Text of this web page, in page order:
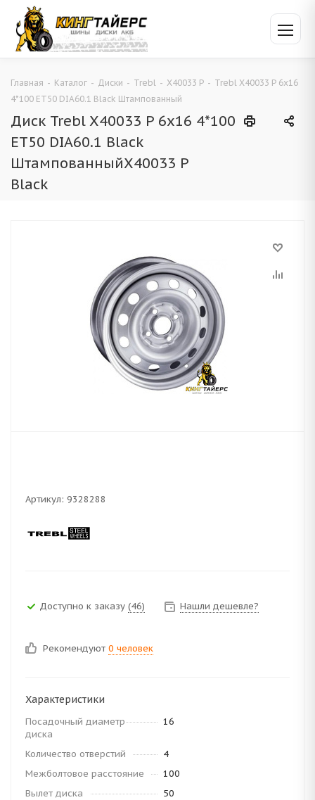
Главная - Каталог - Диски - Trebl - X40033 P - Trebl X40033 P 6x16
4*100 ET50 DIA60.1 Black Штампованный
Диск Trebl X40033 P 6x16 4*100
ET50 DIA60.1 Black
ШтампованныйX40033 P
Black
Артикул: 9328288
Доступно к заказу (46) Нашли дешевле?
Рекомендуют 0 человек
Характеристики
Посадочный диаметр
диска
16
Количество отверстий
4
Межболтовое расстояние
100
Вылет диска
50